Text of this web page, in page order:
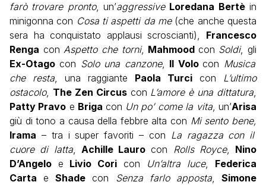
farò trovare pronto, un’aggressive Loredana Bertèin
minigonna con Cosa ti aspetti da me(che anche questa
sera ha conquistato applausi scroscianti), Francesco
Renga conAspetto che torni, Mahmood con Soldi, gli
Ex-Otago con Solo una canzone, Il Volocon Musica
che resta, una raggiante Paola Turci con L’ultimo
ostacolo, The Zen Circuscon L’amore è una dittatura,
Patty Pravo e Briga con Un po’ come la vita, un’Arisa
giù di tono a causa della febbre alta con Mi sento bene,
Irama – tra i super favoriti – con La ragazza con il
cuore di latta, Achille Lauro con Rolls Royce, Nino
D’Angelo e Livio Cori con Un’altra luce, Federica
Carta eShade con Senza farlo apposta,Simone